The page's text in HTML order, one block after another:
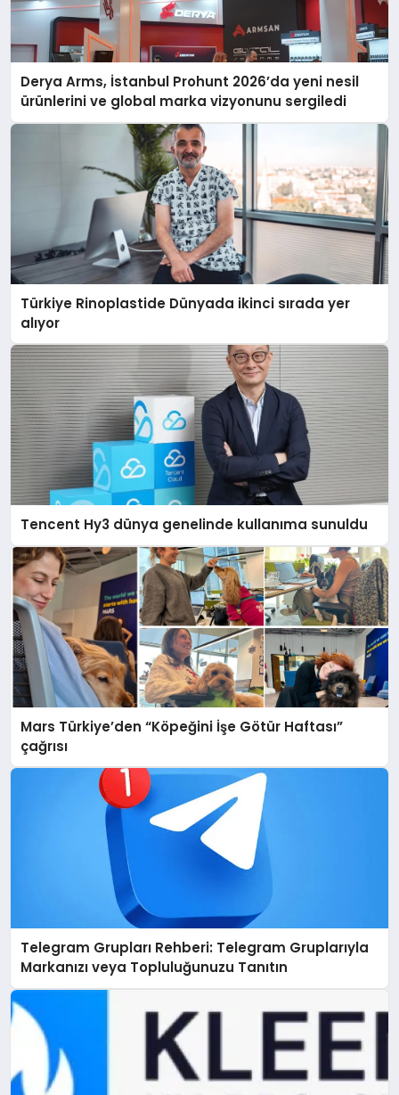
Derya Arms, İstanbul Prohunt 2026’da yeni nesil
ürünlerini ve global marka vizyonunu sergiledi
Türkiye Rinoplastide Dünyada ikinci sırada yer
alıyor
Tencent Hy3 dünya genelinde kullanıma sunuldu
Mars Türkiye’den “Köpeğini İşe Götür Haftası”
çağrısı
Telegram Grupları Rehberi: Telegram Gruplarıyla
Markanızı veya Topluluğunuzu Tanıtın